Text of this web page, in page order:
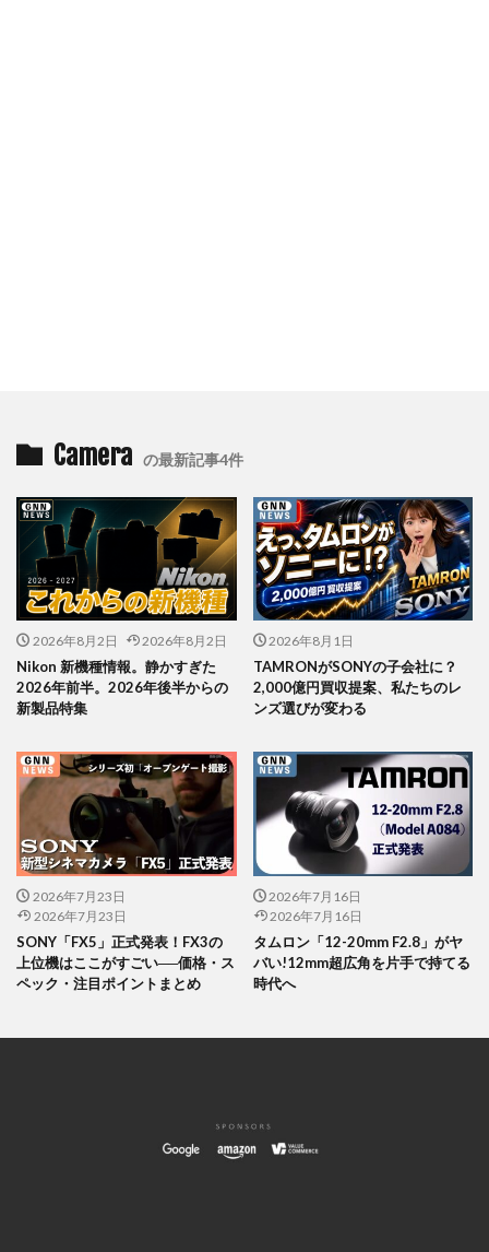
Camera の最新記事4件
2026年8月2日 2026年8月2日
Nikon 新機種情報。静かすぎた
2026年前半。2026年後半からの
新製品特集
2026年8月1日
TAMRONがSONYの子会社に？
2,000億円買収提案、私たちのレ
ンズ選びが変わる
2026年7月23日
2026年7月23日
SONY「FX5」正式発表！FX3の
上位機はここがすごい──価格・ス
ペック・注目ポイントまとめ
2026年7月16日
2026年7月16日
タムロン「12-20mm F2.8」がヤ
バい!12mm超広角を片手で持てる
時代へ